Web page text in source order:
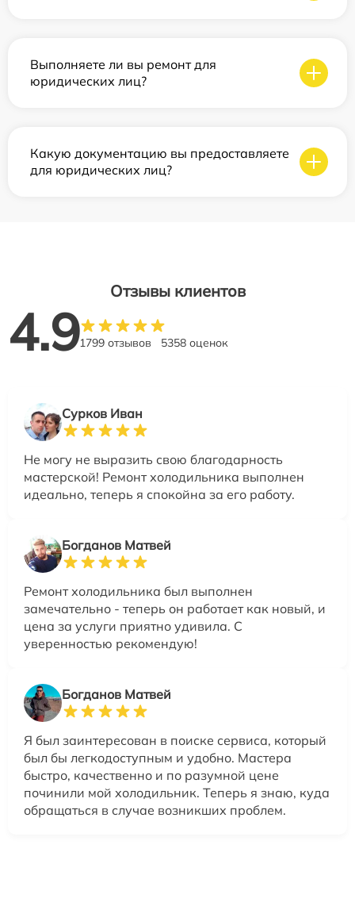
Выполняете ли вы ремонт для
юридических лиц?
Какую документацию вы предоставляете
для юридических лиц?
Отзывы клиентов
4.91799 отзывов 5358 оценок
Сурков Иван
Не могу не выразить свою благодарность
мастерской! Ремонт холодильника выполнен
идеально, теперь я спокойна за его работу.
Богданов Матвей
Ремонт холодильника был выполнен
замечательно - теперь он работает как новый, и
цена за услуги приятно удивила. С
уверенностью рекомендую!
Богданов Матвей
Я был заинтересован в поиске сервиса, который
был бы легкодоступным и удобно. Мастера
быстро, качественно и по разумной цене
починили мой холодильник. Теперь я знаю, куда
обращаться в случае возникших проблем.